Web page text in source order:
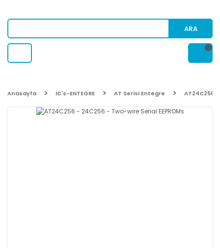
ARA
Anasayfa IC's-ENTEGRE AT Serisi Entegre AT24C256 -